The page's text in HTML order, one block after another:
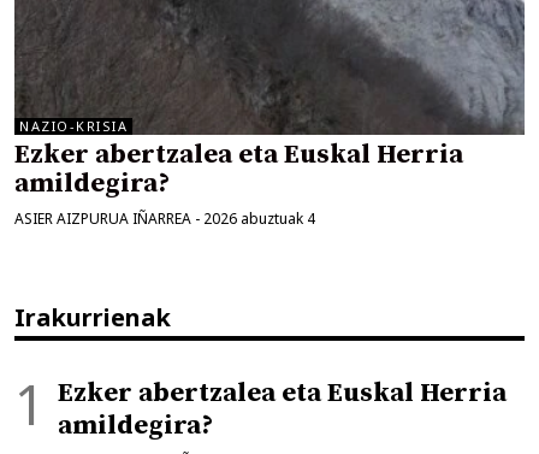
NAZIO-KRISIA
Ezker abertzalea eta Euskal Herria
amildegira?
ASIER AIZPURUA IÑARREA - 2026 abuztuak 4
Irakurrienak
Ezker abertzalea eta Euskal Herria
amildegira?